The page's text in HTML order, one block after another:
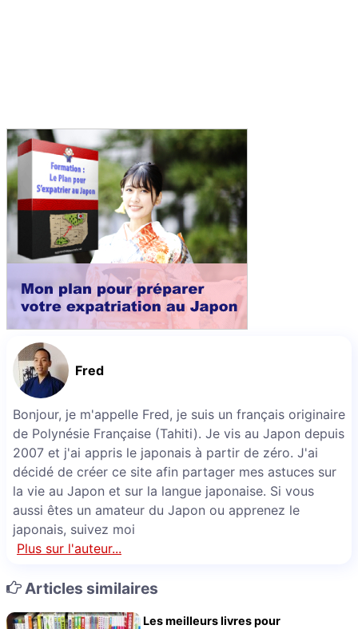
Fred
Bonjour, je m'appelle Fred, je suis un français originaire
de Polynésie Française (Tahiti). Je vis au Japon depuis
2007 et j'ai appris le japonais à partir de zéro. J'ai
décidé de créer ce site afin partager mes astuces sur
la vie au Japon et sur la langue japonaise. Si vous
aussi êtes un amateur du Japon ou apprenez le
japonais, suivez moi
Plus sur l'auteur...
Articles similaires
Les meilleurs livres pour